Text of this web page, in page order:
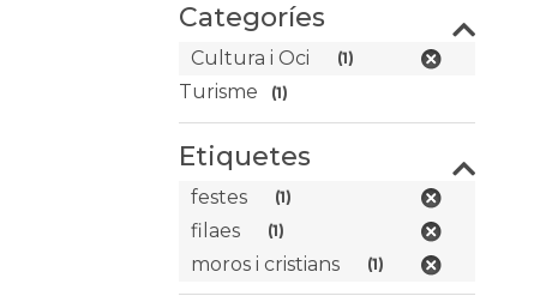
Categoríes
Cultura i Oci (1)
Turisme (1)
Etiquetes
festes (1)
filaes (1)
moros i cristians (1)